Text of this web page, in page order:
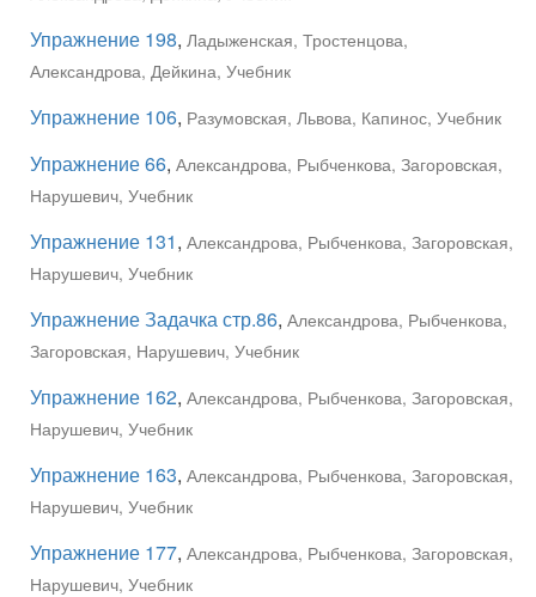
Упражнение 198, Ладыженская, Тростенцова,
Александрова, Дейкина, Учебник
Упражнение 106, Разумовская, Львова, Капинос, Учебник
Упражнение 66, Александрова, Рыбченкова, Загоровская,
Нарушевич, Учебник
Упражнение 131, Александрова, Рыбченкова, Загоровская,
Нарушевич, Учебник
Упражнение Задачка стр.86, Александрова, Рыбченкова,
Загоровская, Нарушевич, Учебник
Упражнение 162, Александрова, Рыбченкова, Загоровская,
Нарушевич, Учебник
Упражнение 163, Александрова, Рыбченкова, Загоровская,
Нарушевич, Учебник
Упражнение 177, Александрова, Рыбченкова, Загоровская,
Нарушевич, Учебник